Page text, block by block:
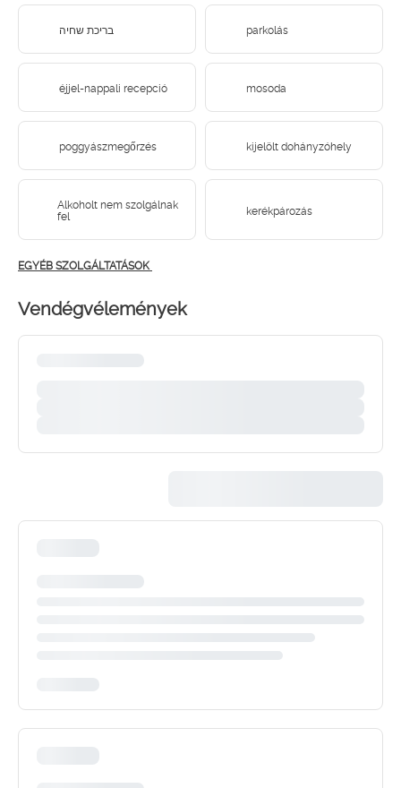
בריכת שחיה parkolás
éjjel-nappali recepció mosoda
poggyászmegőrzés kijelölt dohányzóhely
Alkoholt nem szolgálnak
fel kerékpározás
EGYÉB SZOLGÁLTATÁSOK
Vendégvélemények